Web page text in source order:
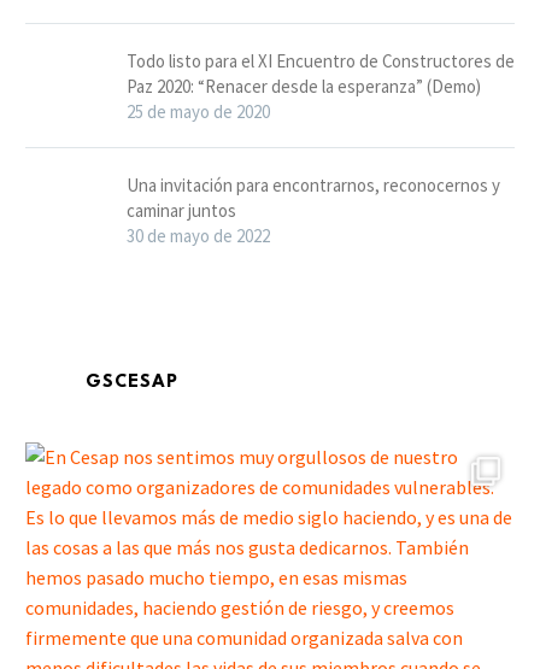
Todo listo para el XI Encuentro de Constructores de
Paz 2020: “Renacer desde la esperanza” (Demo)
25 de mayo de 2020
Una invitación para encontrarnos, reconocernos y
caminar juntos
30 de mayo de 2022
GSCESAP